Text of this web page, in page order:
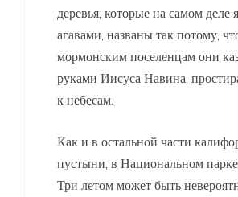
деревья, которые на самом деле
агавами, названы так потому,
мормонским поселенцам они
руками Иисуса Навина,
к небесам.
Как и в остальной части
пустыни, в Национальном
Три летом может быть